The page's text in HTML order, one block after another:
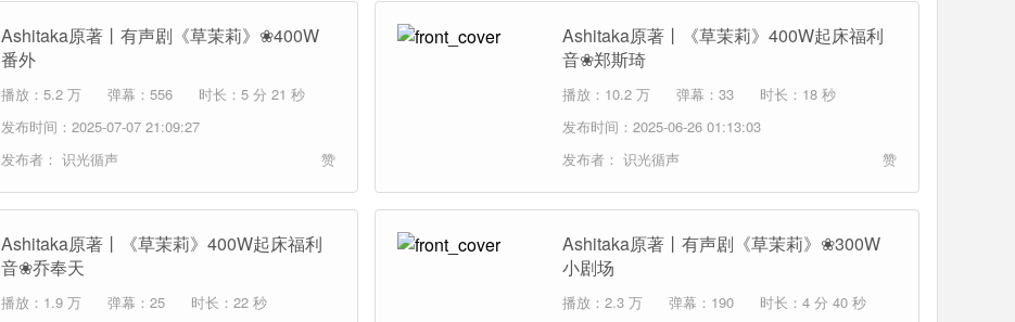
Ashitaka原著丨有声剧《草茉莉》❀400W
番外
播放：5.2 万 弹幕：556
时长：5 分 21 秒
发布时间：2025-07-07 21:09:27
发布者： 识光循声 赞
Ashitaka原著丨《草茉莉》400W起床福利
音❀郑斯琦
播放：10.2 万 弹幕：33
时长：18 秒
发布时间：2025-06-26 01:13:03
发布者： 识光循声 赞
Ashitaka原著丨《草茉莉》400W起床福利
音❀乔奉天
播放：1.9 万 弹幕：25
时长：22 秒
Ashitaka原著丨有声剧《草茉莉》❀300W
小剧场
播放：2.3 万 弹幕：190
时长：4 分 40 秒